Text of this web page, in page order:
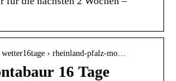
› rheinland-pfalz-mo…
16 Tage